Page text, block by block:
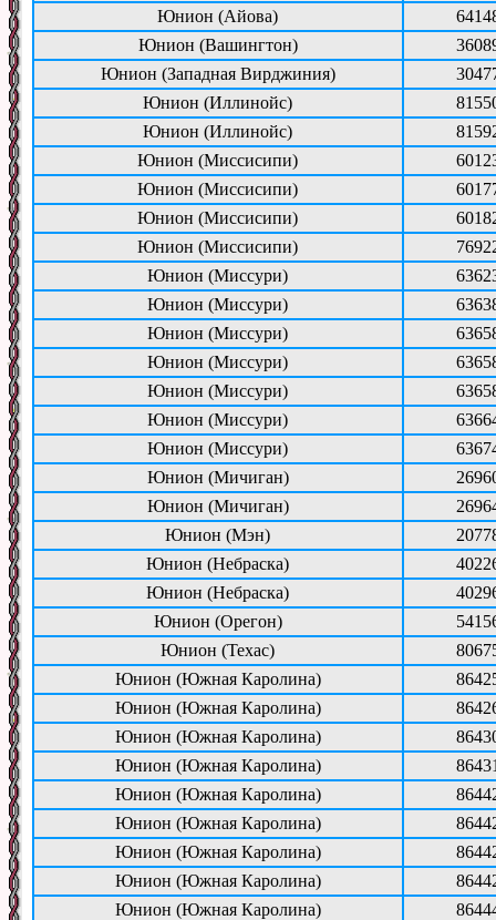
Юнион (Айова)
Юнион (Вашингтон)
Юнион (Западная Вирджиния)
Юнион (Иллинойс)
Юнион (Иллинойс)
Юнион (Миссисипи)
Юнион (Миссисипи)
Юнион (Миссисипи)
Юнион (Миссисипи)
Юнион (Миссури)
Юнион (Миссури)
Юнион (Миссури)
Юнион (Миссури)
Юнион (Миссури)
Юнион (Миссури)
Юнион (Миссури)
Юнион (Мичиган)
Юнион (Мичиган)
Юнион (Мэн)
Юнион (Небраска)
Юнион (Небраска)
Юнион (Орегон)
Юнион (Техас)
Юнион (Южная Каролина)
Юнион (Южная Каролина)
Юнион (Южная Каролина)
Юнион (Южная Каролина)
Юнион (Южная Каролина)
Юнион (Южная Каролина)
Юнион (Южная Каролина)
Юнион (Южная Каролина)
Юнион (Южная Каролина)